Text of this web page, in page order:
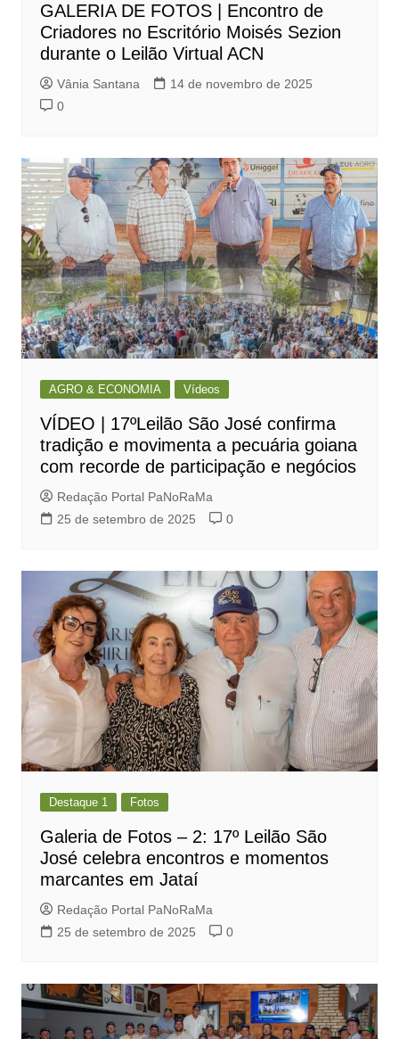
GALERIA DE FOTOS | Encontro de
Criadores no Escritório Moisés Sezion
durante o Leilão Virtual ACN
Vânia Santana
14 de novembro de 2025
0
AGRO & ECONOMIA Vídeos
VÍDEO | 17ºLeilão São José confirma
tradição e movimenta a pecuária goiana
com recorde de participação e negócios
Redação Portal PaNoRaMa
25 de setembro de 2025
0
Destaque 1 Fotos
Galeria de Fotos – 2: 17º Leilão São
José celebra encontros e momentos
marcantes em Jataí
Redação Portal PaNoRaMa
25 de setembro de 2025
0